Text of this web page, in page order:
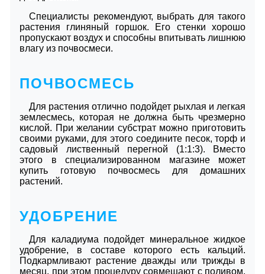
Специалисты рекомендуют, выбрать для такого
растения глиняный горшок. Его стенки хорошо
пропускают воздух и способны впитывать лишнюю
влагу из почвосмеси.
ПОЧВОСМЕСЬ
Для растения отлично подойдет рыхлая и легкая
землесмесь, которая не должна быть чрезмерно
кислой. При желании субстрат можно приготовить
своими руками, для этого соедините песок, торф и
садовый лиственный перегной (1:1:3). Вместо
этого в специализированном магазине может
купить готовую почвосмесь для домашних
растений.
УДОБРЕНИЕ
Для каладиума подойдет минеральное жидкое
удобрение, в составе которого есть кальций.
Подкармливают растение дважды или трижды в
месяц, при этом процедуру совмещают с поливом.